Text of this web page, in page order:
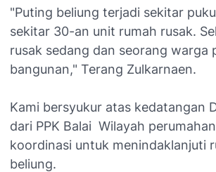
"Puting beliung terjadi sekitar
sekitar 30-an unit rumah rusak.
rusak sedang dan seorang
bangunan," Terang Zulkarnaen.
Kami bersyukur atas kedatangan
dari PPK Balai Wilayah
koordinasi untuk menindaklanjuti
beliung.